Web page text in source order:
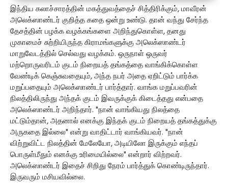
இந்திய கலாச்சாரத்தின் மகத்துவத்தைச் சித்திரிக்கும், மாவீரன்
அலெக்ஸாண்டர் குறித்த கதை ஒன்று உண்டு. தான் வந்து சேர்ந்த
தேசத்தின் பழக்க வழக்கங்களை அறிந்துகொள்ள, தனது
முகாமைச் சுற்றியிருந்த கிராமங்களுக்கு அலெக்ஸாண்டர்
மாறுவேடத்தில் செல்வது வழக்கம். ஒருநாள் ஒருவர்
மற்றொருவரிடம் குடம் நிறையத் தங்கத்தை வாங்கிக்கொள்ள
வேண்டிக் கெஞ்சுவதையும், அந்த நபர் அதை ஏறிட்டும் பார்க்க
மறுப்பதையும் அலெக்ஸாண்டர் பார்த்தார். வாங்க மறுப்பவரின்
நிலத்திலிருந்து அந்தக் குடம் இவருக்குக் கிடைத்தது என்பதை
அலெக்ஸாண்டர் அறிந்தார். "நான் வாங்கியது நிலத்தை
மட்டும்தான், அதனால் எனக்கு இந்தக் குடம் நிறையத் தங்கத்துக்கு
அருகதை இல்லை" என்று வாதிட்டார் வாங்கியவர். "நான்
விற்றுவிட்ட நிலத்தின் மேலேயோ, அடியிலோ இருக்கும் எந்தப்
பொருள்மீதும் எனக்கு உரிமையில்லை" என்றார் விற்றவர்.
அலெக்ஸாண்டர் இதைச் சிறிது நேரம் பார்த்துக் கொண்டிருந்தார்.
இருவரும் மசியவில்லை.